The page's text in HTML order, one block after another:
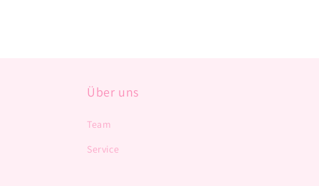
Über uns
Team
Service